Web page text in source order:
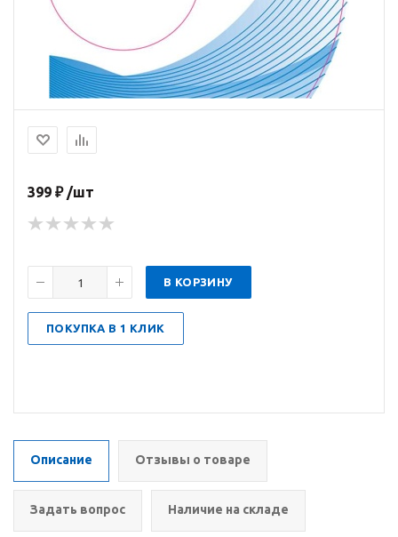
399 ₽ /шт
В КОРЗИНУ
ПОКУПКА В 1 КЛИК
Описание Отзывы о товаре
Задать вопрос Наличие на складе